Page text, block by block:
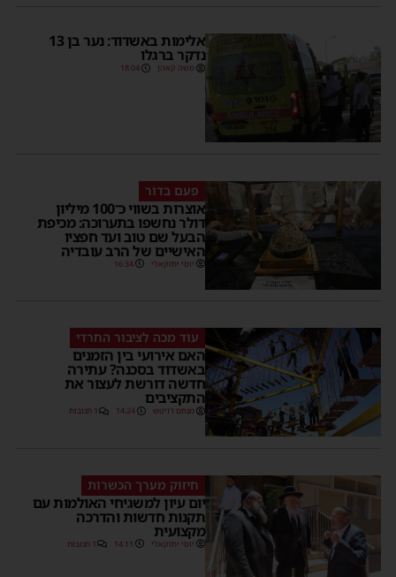
אלימות באשדוד: נער בן 13
נדקר ברגלו
משה קאהן 18:04
פעם בדור
אוצרות בשווי כ־100 מיליון
דולר נחשפו בתערוכה: מכיפת
הבעל שם טוב ועד חפציו
האישיים של הרב עובדיה
יוסי יחזקאלי 16:34
עוד מכה לציבור החרדי
האם אירועי בין הזמנים
באשדוד בסכנה? עתירה
חדשה דורשת לעצור את
התקציבים
מנחם דויטש 14:24 1 תגובות
חיזוק מערך הכשרות
יום עיון למשגיחי האולמות עם
תקנות חדשות והדרכה
מקצועית
יוסי יחזקאלי 14:11 1 תגובות